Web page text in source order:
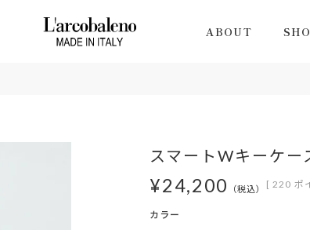
ABOUT
スマートWキーケ
¥24,200 税込 [ 220 ポ